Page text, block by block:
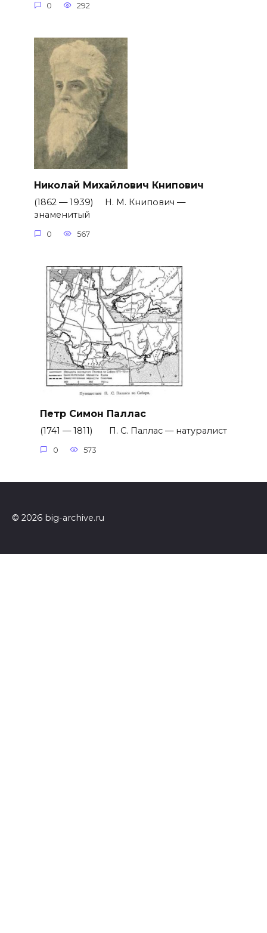
0 292
Николай Михайлович Книпович
(1862 — 1939) Н. М. Книпович —
знаменитый
0 567
Петр Симон Паллас
(1741 — 1811) П. С. Паллас — натуралист
0 573
© 2026 big-archive.ru